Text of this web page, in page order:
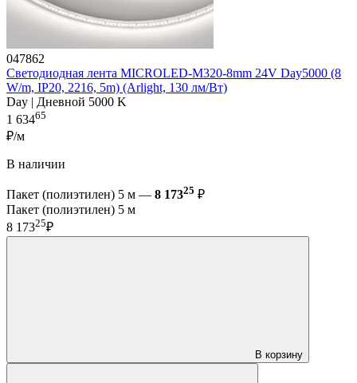
047862
Светодиодная лента MICROLED-M320-8mm 24V Day5000 (8
W/m, IP20, 2216, 5m) (Arlight, 130 лм/Вт)
Day | Дневной 5000 K
1 63465
₽/м
В наличии
Пакет (полиэтилен) 5 м — 8 17325 ₽
Пакет (полиэтилен) 5 м
8 17325₽
В корзину